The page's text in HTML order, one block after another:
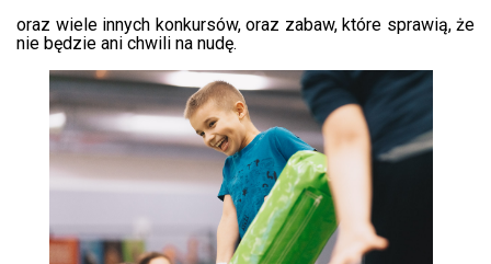
oraz wiele innych konkursów, oraz zabaw, które sprawią, że
nie będzie ani chwili na nudę.